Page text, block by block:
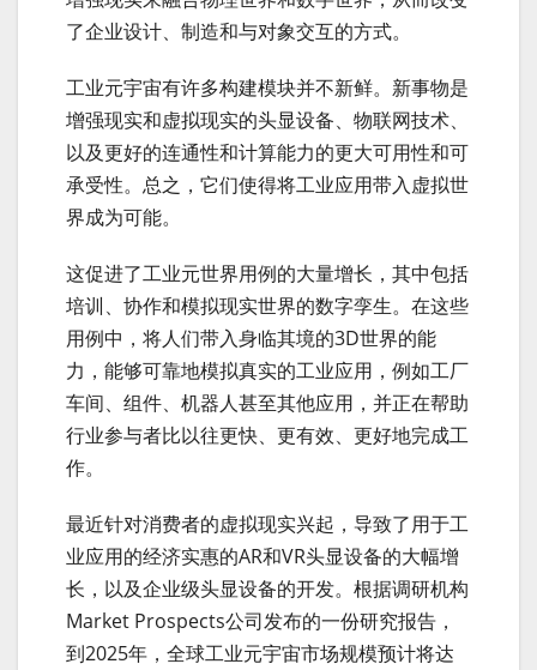
了企业设计、制造和与对象交互的方式。
工业元宇宙有许多构建模块并不新鲜。新事物是
增强现实和虚拟现实的头显设备、物联网技术、
以及更好的连通性和计算能力的更大可用性和可
承受性。总之，它们使得将工业应用带入虚拟世
界成为可能。
这促进了工业元世界用例的大量增长，其中包括
培训、协作和模拟现实世界的数字孪生。在这些
用例中，将人们带入身临其境的3D世界的能
力，能够可靠地模拟真实的工业应用，例如工厂
车间、组件、机器人甚至其他应用，并正在帮助
行业参与者比以往更快、更有效、更好地完成工
作。
最近针对消费者的虚拟现实兴起，导致了用于工
业应用的经济实惠的AR和VR头显设备的大幅增
长，以及企业级头显设备的开发。根据调研机构
Market Prospects公司发布的一份研究报告，
到2025年，全球工业元宇宙市场规模预计将达